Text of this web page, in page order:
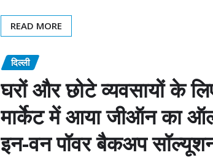
READ MORE
दिल्ली
घरों और छोटे व्यवसायों के
मार्केट में आया जीऑन का
इन-वन पॉवर बैकअप